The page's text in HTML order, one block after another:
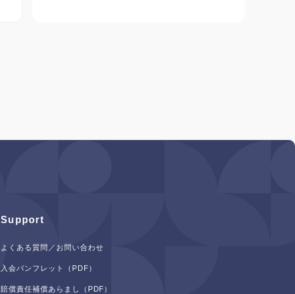
Support
よくある質問／お問い合わせ
入会パンフレット（PDF）
賠償責任補償あらまし（PDF）